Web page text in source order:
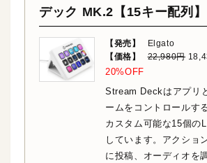
デック MK.2【15キー配列】
【発売】
Elgato
【価格】
22,980円
20%OFF
Stream Deckはアプリ
ームをコントロールす
カスタム可能な15個の
しています。アクショ
に投稿、オーディオを